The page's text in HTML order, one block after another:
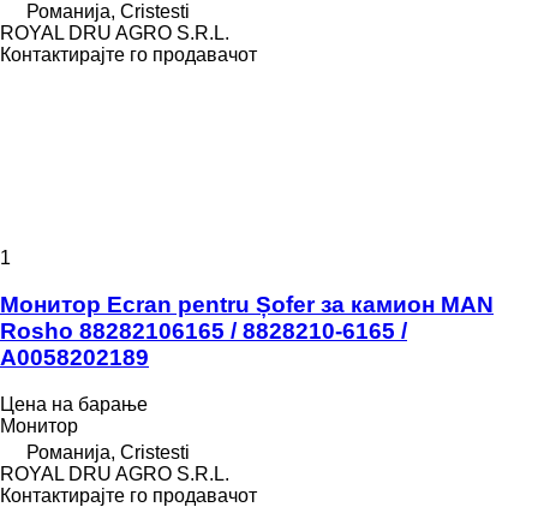
Романија, Cristesti
ROYAL DRU AGRO S.R.L.
Контактирајте го продавачот
1
Монитор Ecran pentru Șofer за камион MAN
Rosho 88282106165 / 8828210-6165 /
A0058202189
Цена на барање
Монитор
Романија, Cristesti
ROYAL DRU AGRO S.R.L.
Контактирајте го продавачот